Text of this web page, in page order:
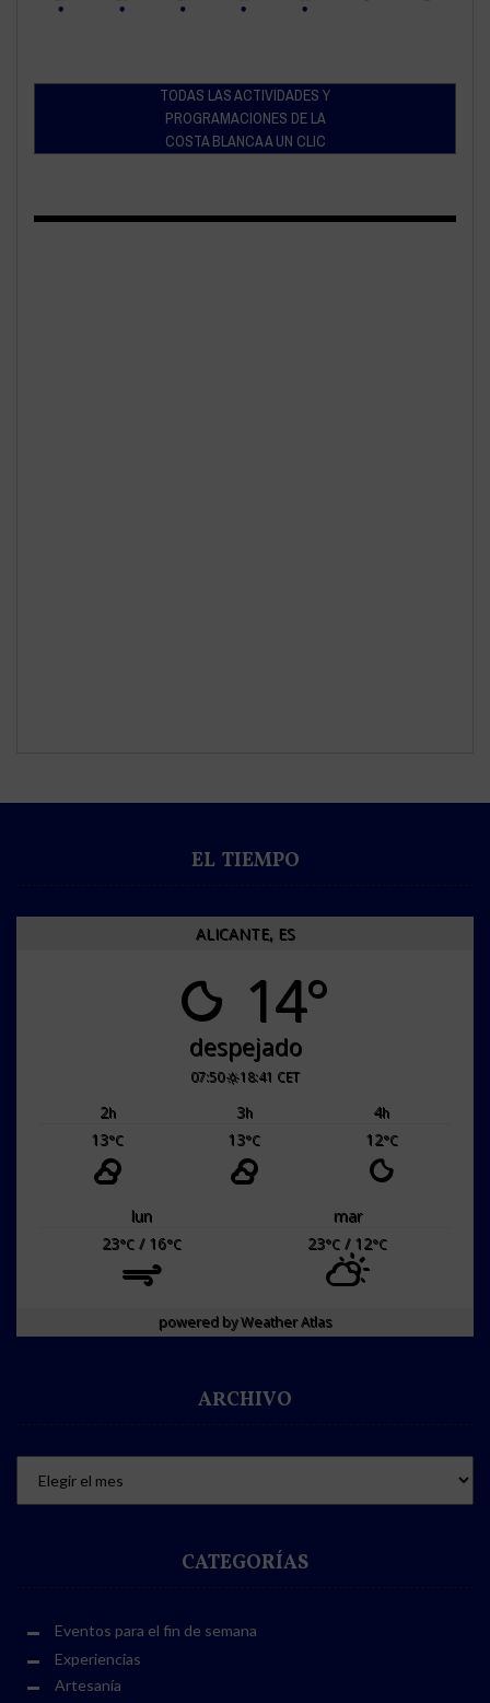
TODAS LAS ACTIVIDADES Y
PROGRAMACIONES DE LA
COSTA BLANCA A UN CLIC
EL TIEMPO
ALICANTE, ES
14°
despejado
07:50 18:41 CET
2h 3h 4h
13°C 13°C 12°C
lun
mar
23°C / 16°C 23°C / 12°C
powered byWeather Atlas
ARCHIVO
CATEGORÍAS
Eventos para el fin de semana
Experiencias
Artesanía